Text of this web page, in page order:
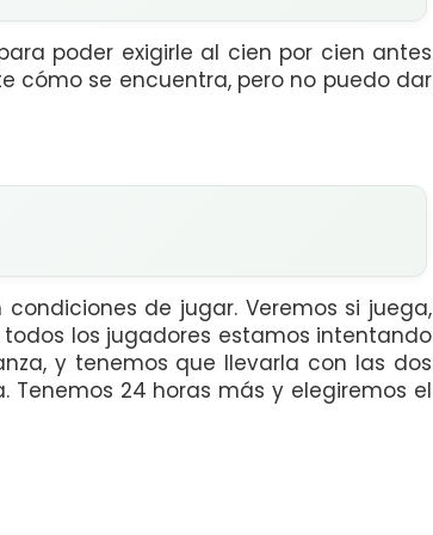
poder exigirle al cien por cien antes
cómo se encuentra, pero no puedo dar
de jugar. Veremos si juega,
todos los jugadores estamos intentando
y tenemos que llevarla con las dos
24 horas más y elegiremos el